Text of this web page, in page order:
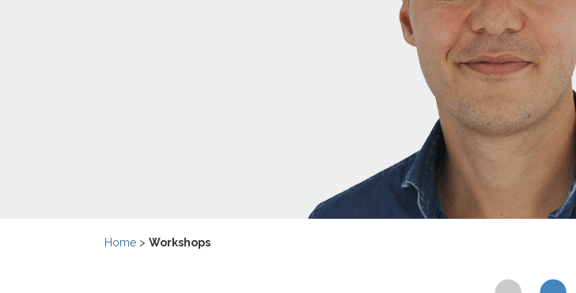
Home > Workshops